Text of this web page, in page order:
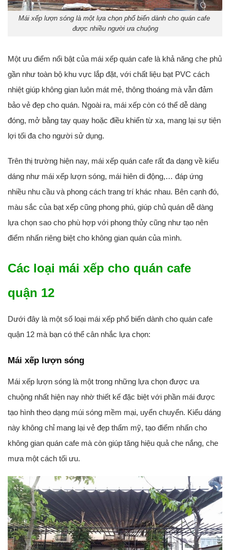
Mái xếp lượn sóng là một lựa chọn phổ biến dành cho quán cafe
được nhiều người ưa chuộng
Một ưu điểm nổi bật của mái xếp quán cafe là khả năng che phủ
gần như toàn bộ khu vực lắp đặt, với chất liệu bạt PVC cách
nhiệt giúp không gian luôn mát mẻ, thông thoáng mà vẫn đảm
bảo vẻ đẹp cho quán. Ngoài ra, mái xếp còn có thể dễ dàng
đóng, mở bằng tay quay hoặc điều khiển từ xa, mang lại sự tiện
lợi tối đa cho người sử dụng.
Trên thị trường hiện nay, mái xếp quán cafe rất đa dạng về kiểu
dáng như mái xếp lượn sóng, mái hiên di động,… đáp ứng
nhiều nhu cầu và phong cách trang trí khác nhau. Bên cạnh đó,
màu sắc của bạt xếp cũng phong phú, giúp chủ quán dễ dàng
lựa chọn sao cho phù hợp với phong thủy cũng như tạo nên
điểm nhấn riêng biệt cho không gian quán của mình.
Các loại mái xếp cho quán cafe
quận 12
Dưới đây là một số loại mái xếp phổ biến dành cho quán cafe
quận 12 mà bạn có thể cân nhắc lựa chọn:
Mái xếp lượn sóng
Mái xếp lượn sóng là một trong những lựa chọn được ưa
chuộng nhất hiện nay nhờ thiết kế đặc biệt với phần mái được
tạo hình theo dạng múi sóng mềm mại, uyển chuyển. Kiểu dáng
này không chỉ mang lại vẻ đẹp thẩm mỹ, tạo điểm nhấn cho
không gian quán cafe mà còn giúp tăng hiệu quả che nắng, che
mưa một cách tối ưu.